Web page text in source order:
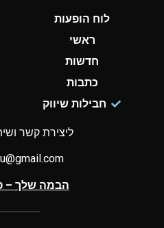
לוח הופעות
ראשי
חדשות
כתבות
חבילות שיווק
ליצירת קשר
הבמה שלך –